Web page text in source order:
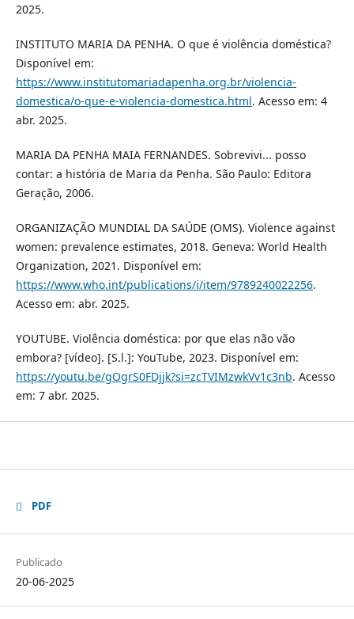
2025.
INSTITUTO MARIA DA PENHA. O que é violência doméstica?
Disponível em:
https://www.institutomariadapenha.org.br/violencia-
domestica/o-que-e-violencia-domestica.html. Acesso em: 4
abr. 2025.
MARIA DA PENHA MAIA FERNANDES. Sobrevivi... posso
contar: a história de Maria da Penha. São Paulo: Editora
Geração, 2006.
ORGANIZAÇÃO MUNDIAL DA SAÚDE (OMS). Violence against
women: prevalence estimates, 2018. Geneva: World Health
Organization, 2021. Disponível em:
https://www.who.int/publications/i/item/9789240022256.
Acesso em: abr. 2025.
YOUTUBE. Violência doméstica: por que elas não vão
embora? [vídeo]. [S.l.]: YouTube, 2023. Disponível em:
https://youtu.be/gOgrS0FDjjk?si=zcTVIMzwkVv1c3nb. Acesso
em: 7 abr. 2025.
PDF
Publicado
20-06-2025